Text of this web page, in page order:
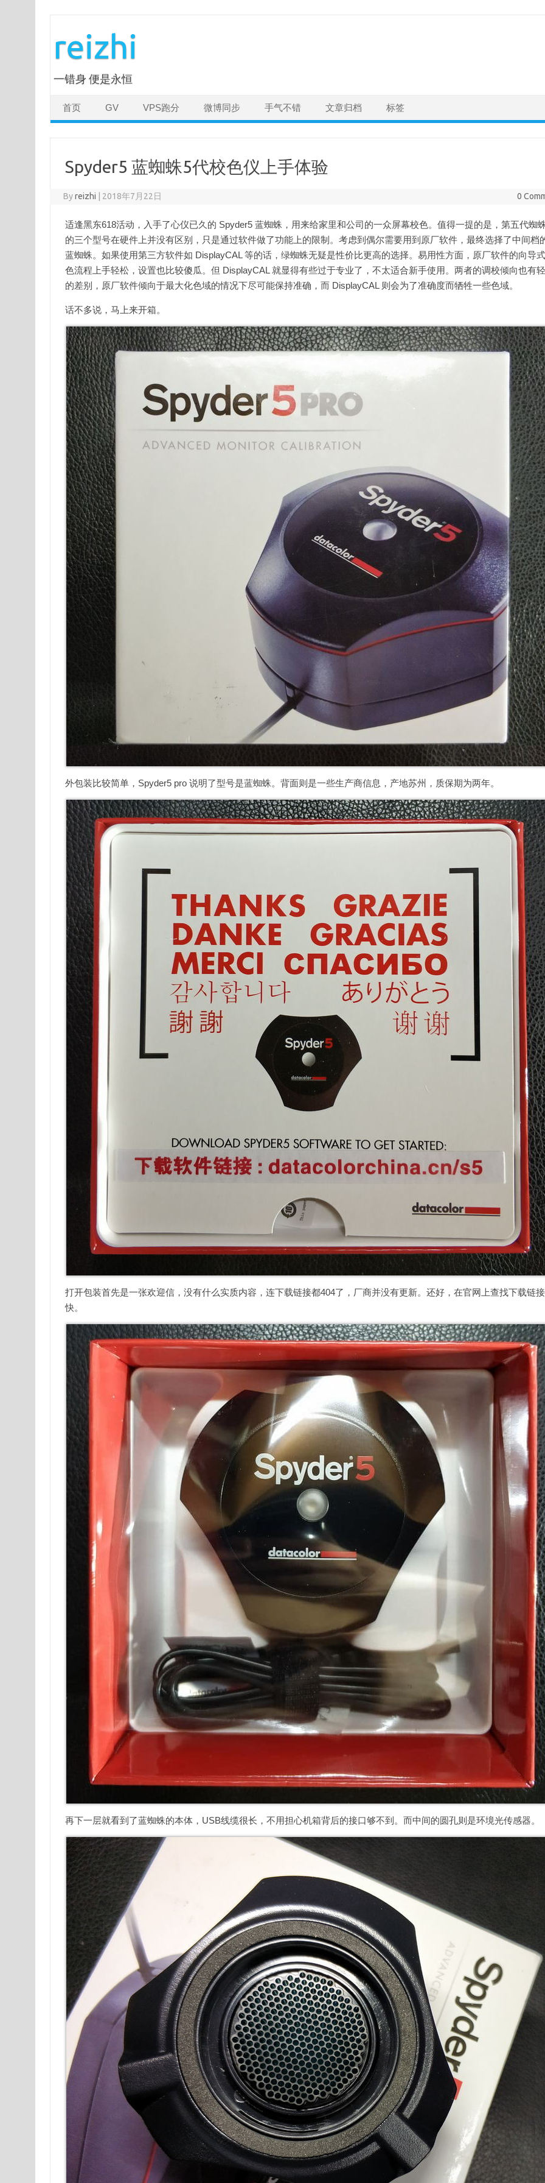
reizhi
一错身 便是永恒
首页 GV VPS跑分 微博同步 手气不错 文章归档 标签
Spyder5 蓝蜘蛛5代校色仪上手体验
Byreizhi 2018年7月22日 0
适逢黑东618活动，入手了心仪已久的 Spyder5 蓝蜘蛛，用来给家里和公司的一众屏幕校色。值得一提的是，第五代蜘
的三个型号在硬件上并没有区别，只是通过软件做了功能上的限制。考虑到偶尔需要用到原厂软件，最终选择了中间档
蓝蜘蛛。如果使用第三方软件如 DisplayCAL 等的话，绿蜘蛛无疑是性价比更高的选择。易用性方面，原厂软件的向导
色流程上手轻松，设置也比较傻瓜。但 DisplayCAL 就显得有些过于专业了，不太适合新手使用。两者的调校倾向也有
的差别，原厂软件倾向于最大化色域的情况下尽可能保持准确，而 DisplayCAL 则会为了准确度而牺牲一些色域。
话不多说，马上来开箱。
外包装比较简单，Spyder5 pro 说明了型号是蓝蜘蛛。背面则是一些生产商信息，产地苏州，质保期为两年。
打开包装首先是一张欢迎信，没有什么实质内容，连下载链接都404了，厂商并没有更新。还好，在官网上查找下载链
快。
再下一层就看到了蓝蜘蛛的本体，USB线缆很长，不用担心机箱背后的接口够不到。而中间的圆孔则是环境光传感器。